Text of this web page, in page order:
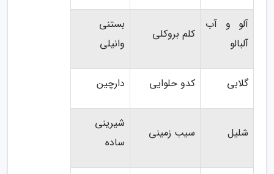
آلو و آب
آلبالو
کلم بروکلی
بستنی
وانیلی
گلابی کدو حلوایی دارچین
شلیل سیب زمینی
شیرینی
ساده